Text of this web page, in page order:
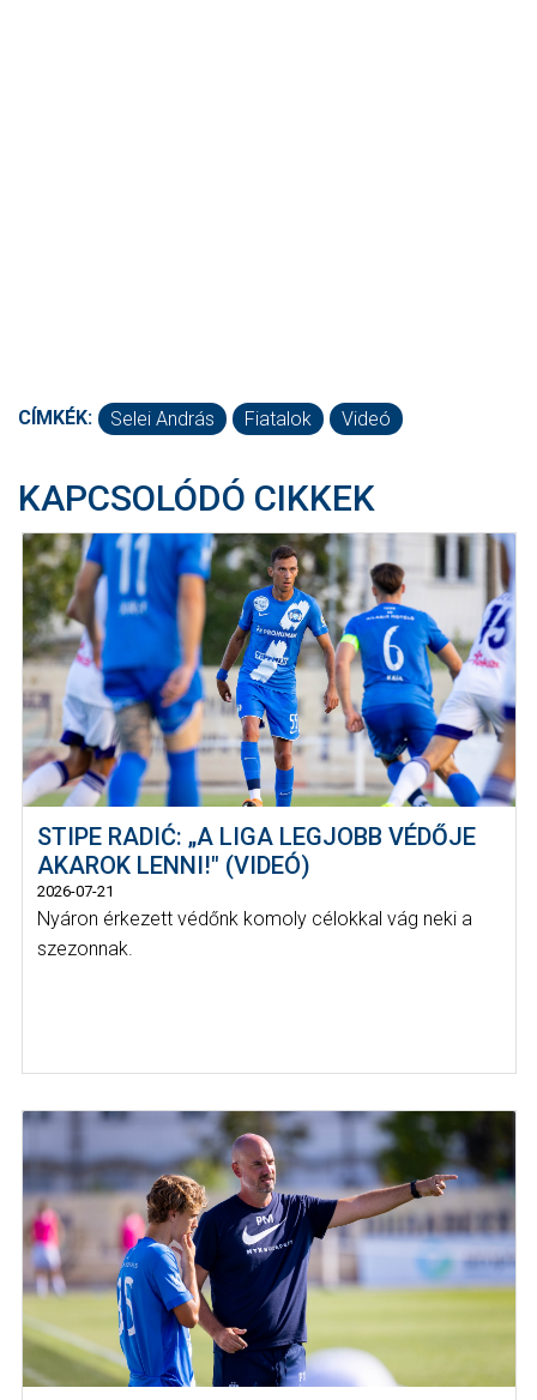
CÍMKÉK: Selei András Fiatalok Videó
KAPCSOLÓDÓ CIKKEK
STIPE RADIĆ: „A LIGA LEGJOBB VÉDŐJE
AKAROK LENNI!" (VIDEÓ)
2026-07-21
Nyáron érkezett védőnk komoly célokkal vág neki a
szezonnak.